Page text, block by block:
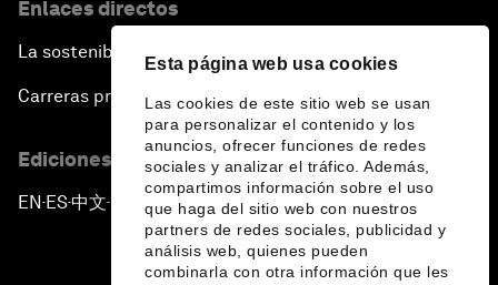
Esta página web usa cookies
Las cookies de este sitio web se usan
para personalizar el contenido y los
anuncios, ofrecer funciones de redes
sociales y analizar el tráfico. Además,
compartimos información sobre el uso
que haga del sitio web con nuestros
partners de redes sociales, publicidad y
análisis web, quienes pueden
combinarla con otra información que les
Enlaces directos
La sostenibilidad en el Foro
Carreras profesionales
Ediciones en otros idiomas
EN ▪ ES▪中文▪ 日本語